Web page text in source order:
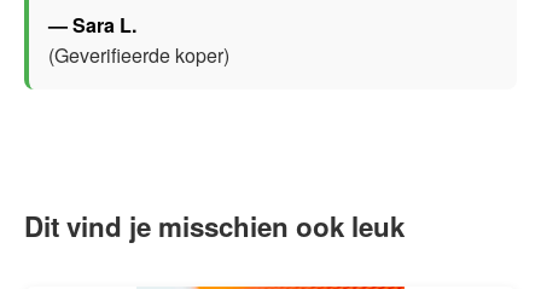
— Sara L.
(Geverifieerde koper)
Dit vind je misschien ook leuk